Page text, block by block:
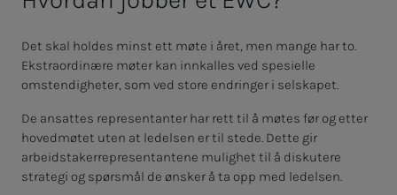
Det skal holdes minst ett møte i året, men mange har to.
Ekstraordinære møter kan innkalles ved spesielle
omstendigheter, som ved store endringer i selskapet.
De ansattes representanter har rett til å møtes før og etter
hovedmøtet uten at ledelsen er til stede. Dette gir
arbeidstakerrepresentantene mulighet til å diskutere
strategi og spørsmål de ønsker å ta opp med ledelsen.